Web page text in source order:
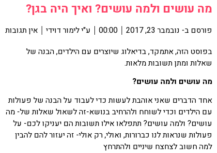
מה עושים ולמה עושים? ואיך היה בגן?
פורסם ב- נובמבר 23, 2017 00:00 ע"ילימור דוידי
אין תגובות
בפוסט הזה, אתמקד, בדיאלוג שיוצרים עם הילדים, הבנה של
שאלות ומתן תשובות מלאות.
מה עושים ולמה עושים?
אחד הדברים שאני אוהבת לעשות כדי לעבוד על הבנה של פעולות
עם הילדים וכדי לשוחח ולהרחיב בנושא-זה לשאול שאלות של- מה
עושים? ולמה עושים? תתפלאו אילו תשובות הם יעניקו לכם- על
פעולות שנראות לנו כברורות, ואולי, רק אולי- זה יעזור להם להבין
למה חשוב לצחצח שיניים ולהתרחץ